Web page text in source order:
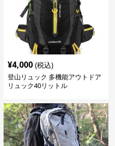
¥4,000 (税込)
登山リュック 多機能アウトドア
リュック40リットル